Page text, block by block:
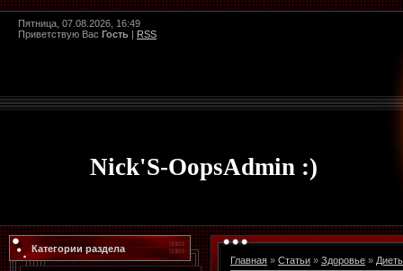
Пятница, 07.08.2026, 16:49
Приветствую Вас Гость | RSS
Nick'S-OopsAdmin :)
Категории раздела
Главная » Статьи » Здоровье »